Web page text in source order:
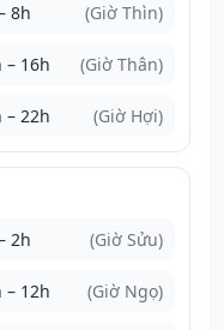
8h (Giờ Thìn)
– 16h (Giờ Thân)
– 22h (Giờ Hợi)
2h (Giờ Sửu)
– 12h (Giờ Ngọ)